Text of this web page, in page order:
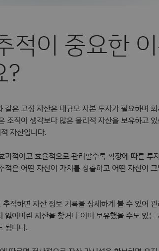
적이 중요한
?
같은 고정 자산은 대규모 자본 투자가 필요하며
조직이 생각보다 많은 물리적 자산을 보유하고
자산입니다.
과적이고 효율적으로 관리할수록 확장에 따른 투
적은 어떤 자산이 가치를 창출하고 어떤 자산이
추적하면 자산 정보 기록을 상세하게 볼 수 있어
잃어버린 자산을 찾거나 이미 보유했을 수도 있
됩니다.